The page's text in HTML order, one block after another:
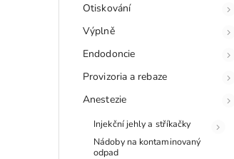
Otiskování
Výplně
Endodoncie
Provizoria a rebaze
Anestezie
Injekční jehly a stříkačky
Nádoby na kontaminovaný
odpad